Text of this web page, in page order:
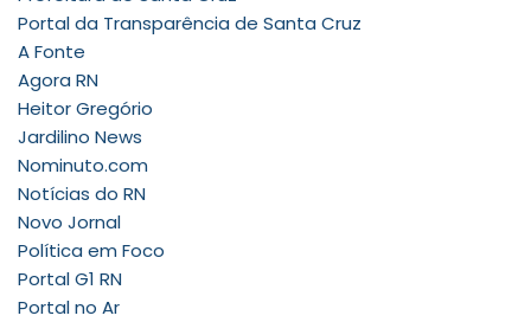
Portal da Transparência de Santa Cruz
A Fonte
Agora RN
Heitor Gregório
Jardilino News
Nominuto.com
Notícias do RN
Novo Jornal
Política em Foco
Portal G1 RN
Portal no Ar